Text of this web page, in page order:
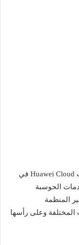
ويأتي التعاون مع شركة هواوي لتقديم خدمات Huawei Cloud في
الحوسبة
المنظمة
المختلفة وعلى رأسها